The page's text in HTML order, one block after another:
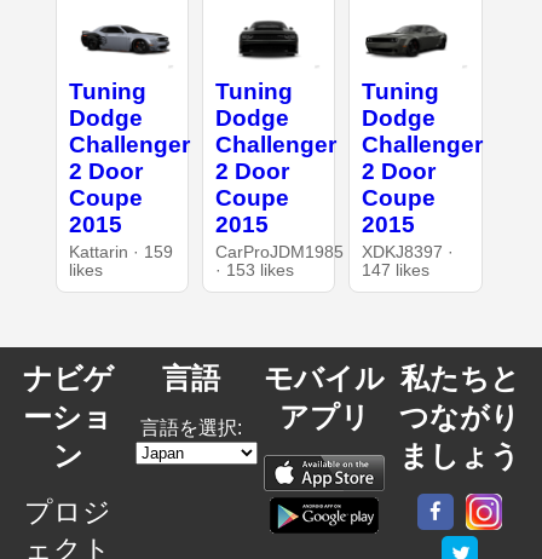
Tuning
Dodge
Challenger
2 Door
Coupe
2015
Kattarin · 159
likes
Tuning
Dodge
Challenger
2 Door
Coupe
2015
CarProJDM1985
· 153 likes
Tuning
Dodge
Challenger
2 Door
Coupe
2015
XDKJ8397 ·
147 likes
ナビゲ
ーショ
ン
プロジ
ェクト
言語
言語を選択:
モバイル
アプリ
私たちと
つながり
ましょう